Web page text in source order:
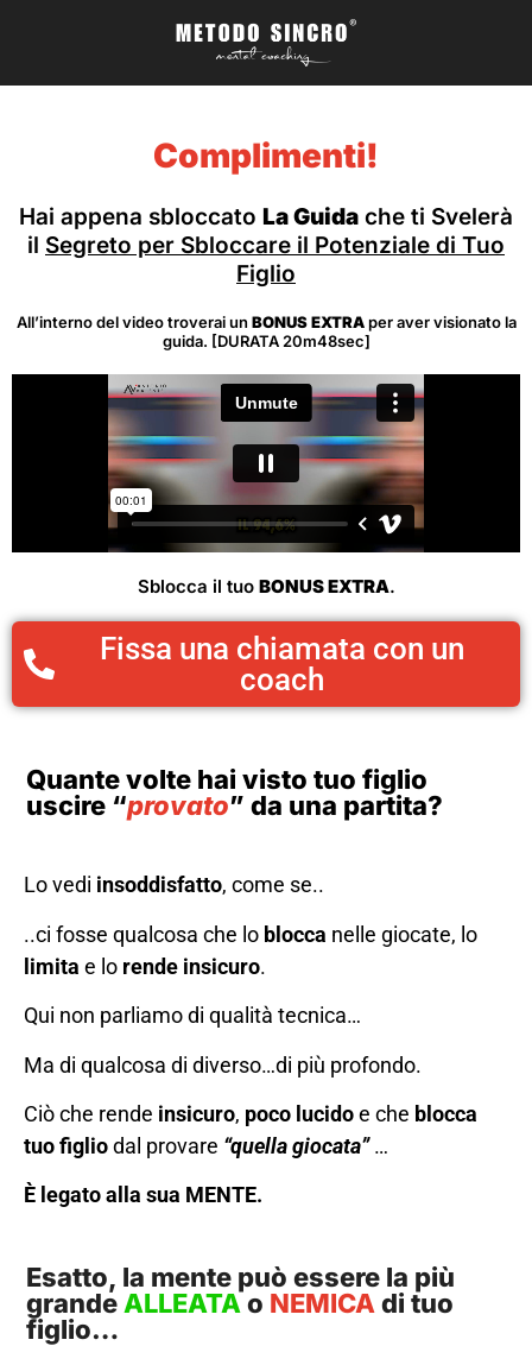
Complimenti!
Hai appena sbloccato La Guida che ti Svelerà
il Segreto per Sbloccare il Potenziale di Tuo
Figlio
All’interno del video troverai un BONUS EXTRAper aver visionato la
guida. [DURATA 20m48sec]
Sblocca il tuo BONUS EXTRA.
Fissa una chiamata con un
coach
Quante volte hai visto tuo figlio
uscire “provato” da una partita?
Lo vedi insoddisfatto, come se..
..ci fosse qualcosa che lo blocca nelle giocate, lo
limita e lo rende insicuro.
Qui non parliamo di qualità tecnica…
Ma di qualcosa di diverso…di più profondo.
Ciò che rende insicuro, poco lucidoe che blocca
tuo figliodal provare “quella giocata”…
È legato alla sua MENTE.
Esatto, la mente può essere la più
grande ALLEATAo NEMICA di tuo
figlio…